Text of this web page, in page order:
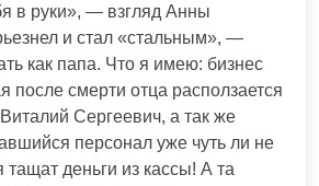
в руки», — взгляд Анны
и стал «стальным», —
как папа. Что я имею: бизнес
после смерти отца расползается
Сергеевич, а так же
персонал уже чуть ли не
тащат деньги из кассы! А та